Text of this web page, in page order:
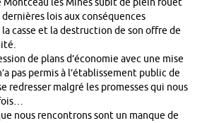
Montceau les Mines subit de plein fouet
lois aux conséquences
casse et la destruction de son offre de
de plans d’économie avec une mise
pas permis à l’établissement public de
redresser malgré les promesses qui nous
nous rencontrons sont un manque de